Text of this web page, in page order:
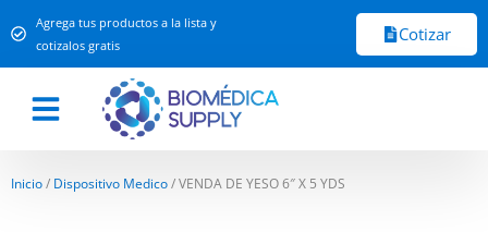
Agrega tus productos a la lista y
cotizalos gratis
Cotizar
Inicio/ Dispositivo Medico/ VENDA DE YESO 6″ X 5 YDS